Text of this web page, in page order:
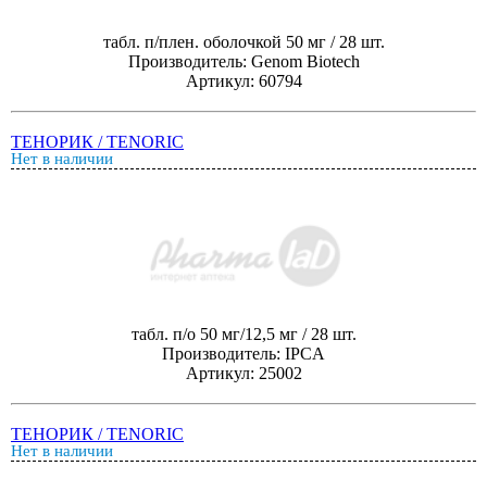
табл. п/плен. оболочкой 50 мг / 28 шт.
Производитель: Genom Biotech
Артикул: 60794
ТЕНОРИК / TENORIC
Нет в наличии
табл. п/о 50 мг/12,5 мг / 28 шт.
Производитель: IPCA
Артикул: 25002
ТЕНОРИК / TENORIC
Нет в наличии